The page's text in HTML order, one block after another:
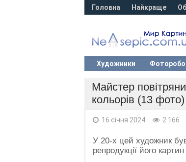
Головна Найкраще
Художники
Майстер
кольорів (13 фото)
16 січня 2024 2 166
У 20-х цей художник
репродукції його